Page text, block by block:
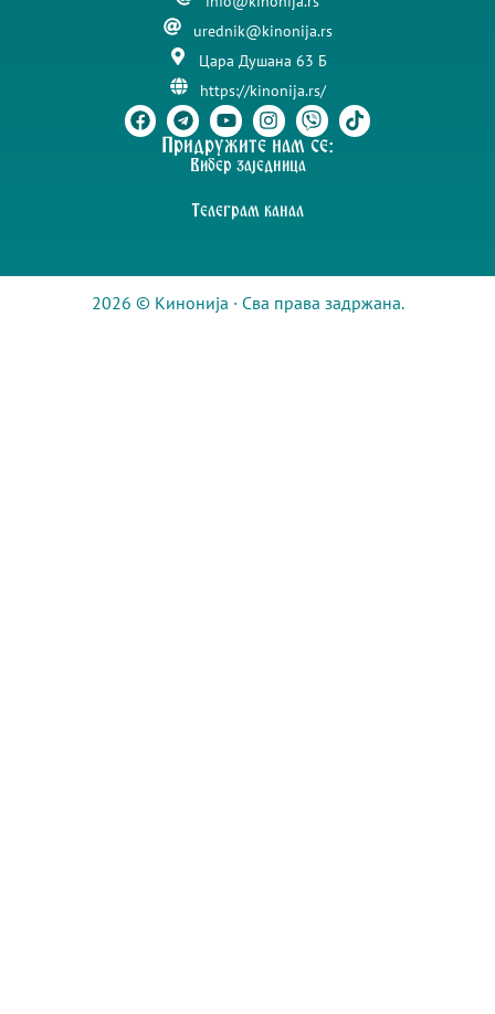
urednik@kinonija.rs
Цара Душана 63 Б
https://kinonija.rs/
Придружите нам се:
Вибер заједница
Телеграм канал
2026 © Кинонија · Сва права задржана.